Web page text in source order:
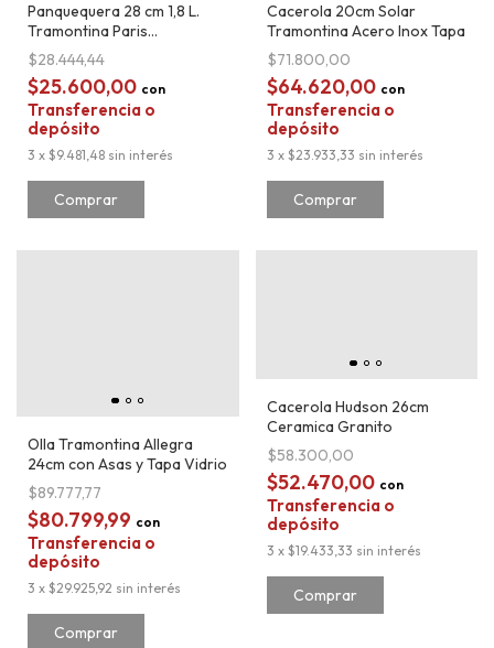
Panquequera 28 cm 1,8 L.
Tramontina Paris
Antiadherente
$28.444,44
$25.600,00 con
Transferencia o
depósito
3 x $9.481,48 sin interés
Cacerola 20cm Solar
Tramontina Acero Inox Tapa
$71.800,00
$64.620,00 con
Transferencia o
depósito
3 x $23.933,33 sin interés
Olla Tramontina Allegra
24cm con Asas y Tapa Vidrio
$89.777,77
$80.799,99 con
Transferencia o
depósito
3 x $29.925,92 sin interés
Cacerola Hudson 26cm
Ceramica Granito
$58.300,00
$52.470,00 con
Transferencia o
depósito
3 x $19.433,33 sin interés